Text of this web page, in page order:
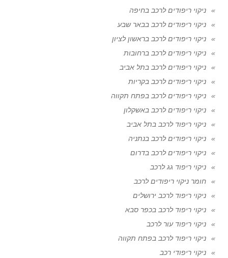
ניקוי ריפודים לרכב בחיפה
ניקוי ריפודים לרכב בבאר שבע
ניקוי ריפודים לרכב בראשון לציון
ניקוי ריפודים לרכב ברחובות
ניקוי ריפודים לרכב בתל אביב
ניקוי ריפודים לרכב בקריות
ניקוי ריפודים לרכב בפתח תקווה
ניקוי ריפודים לרכב באשקלון
ניקוי ריפוד לרכב בתל אביב
ניקוי ריפודים לרכב בנתניה
ניקוי ריפודים לרכב בדרום
ניקוי ריפוד גג לרכב
חומר ניקוי ריפודים לרכב
ניקוי ריפוד לרכב ירושלים
ניקוי ריפוד לרכב בכפר סבא
ניקוי ריפוד עור לרכב
ניקוי ריפוד לרכב בפתח תקווה
ניקוי ריפודי רכב